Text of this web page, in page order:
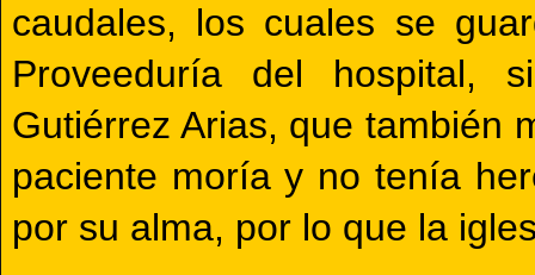
caudales, los cuales se
Proveeduría del hospital,
Gutiérrez Arias, que también
paciente moría y no tenía
por su alma, por lo que la